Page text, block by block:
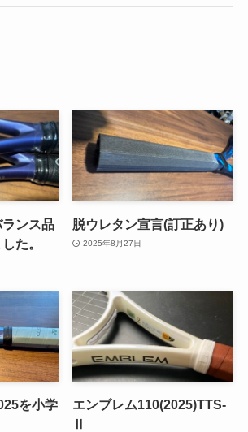
ランス品
た。
脱ウレタン宣言(訂正あり)
2025年8月27日
を小学
エンブレム110(2025)TTS-
Ⅱ